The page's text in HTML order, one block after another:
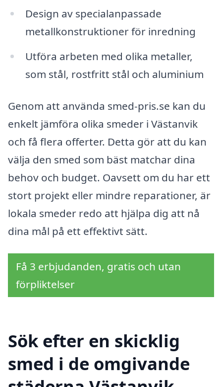
Design av specialanpassade
metallkonstruktioner för inredning
Utföra arbeten med olika metaller,
som stål, rostfritt stål och aluminium
Genom att använda smed-pris.se kan du
enkelt jämföra olika smeder i Västanvik
och få flera offerter. Detta gör att du kan
välja den smed som bäst matchar dina
behov och budget. Oavsett om du har ett
stort projekt eller mindre reparationer, är
lokala smeder redo att hjälpa dig att nå
dina mål på ett effektivt sätt.
Få 3 erbjudanden, gratis och utan
förpliktelser
Sök efter en skicklig
smed i de omgivande